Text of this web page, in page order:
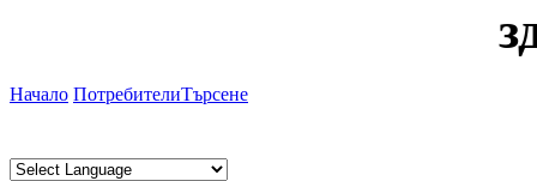
Начало ПотребителиТърсене